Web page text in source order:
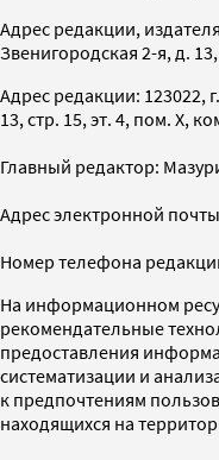
Адрес редакции,
Звенигородская 2-я, д.
Адрес редакции: 123022,
13, стр. 15, эт. 4, пом. X,
Главный редактор:
Адрес электронной
Номер телефона
На информационном
рекомендательные
предоставления
систематизации и
к предпочтениям
находящихся на